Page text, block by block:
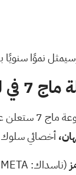
نموًا سنويًا بنسبة 17.6٪ و 16.2٪
واحدة
أخصائي سلوك
(ناسداك: META